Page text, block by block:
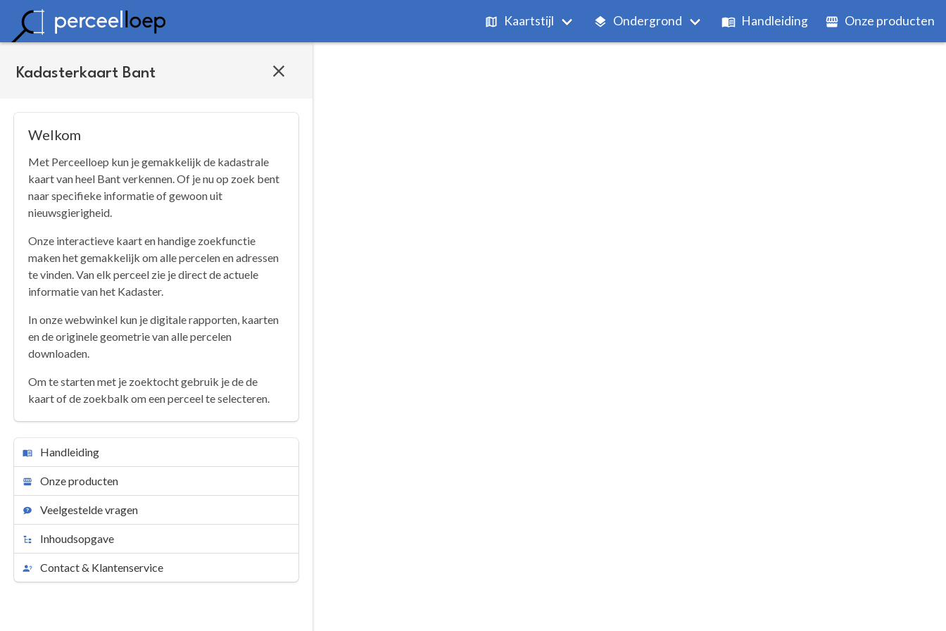
Kaartstijl Ondergrond Handleiding Onze producten
Kadasterkaart Bant
Welkom
Met Perceelloep kun je gemakkelijk de kadastrale
kaart van heel Bant verkennen. Of je nu op zoek bent
naar specifieke informatie of gewoon uit
nieuwsgierigheid.
Onze interactieve kaart en handige zoekfunctie
maken het gemakkelijk om alle percelen en adressen
te vinden. Van elk perceel zie je direct de actuele
informatie van het Kadaster.
In onze webwinkel kun je digitale rapporten, kaarten
en de originele geometrie van alle percelen
downloaden.
Om te starten met je zoektocht gebruik je de de
kaart of de zoekbalk om een perceel te selecteren.
Handleiding
Onze producten
Veelgestelde vragen
Inhoudsopgave
Contact & Klantenservice